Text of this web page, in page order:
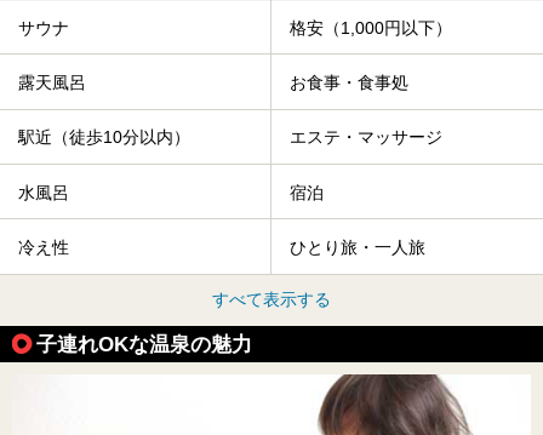
サウナ 格安（1,000円以下）
露天風呂 お食事・食事処
駅近（徒歩10分以内） エステ・マッサージ
水風呂 宿泊
冷え性 ひとり旅・一人旅
すべて表示する
子連れOKな温泉の魅力